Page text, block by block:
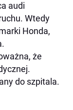
audi
Wtedy
Honda,
że
do szpitala.